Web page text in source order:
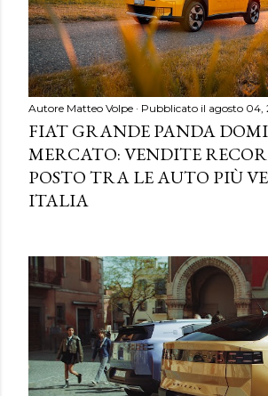
Autore Matteo Volpe Pubblicato il agosto 04,
FIAT GRANDE PANDA
MERCATO: VENDITE
POSTO TRA LE AUTO PIÙ
ITALIA